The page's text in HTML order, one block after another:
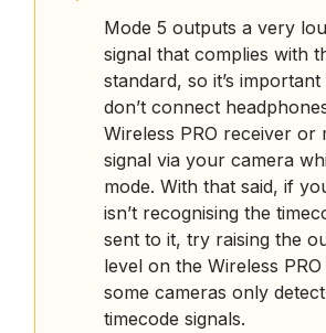
Mode 5 outputs a very
signal that complies with
standard, so it’s
don’t connect
Wireless PRO receiver or
signal via your camera
mode. With that said, if
isn’t recognising the
sent to it, try raising the
level on the Wireless
some cameras only
timecode signals.